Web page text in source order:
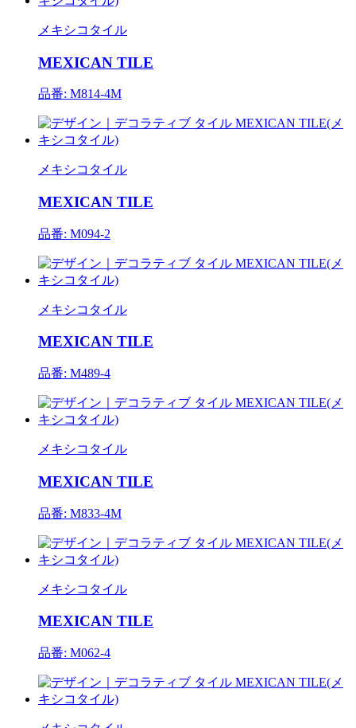
メキシコタイル
MEXICAN TILE
品番: M814-4M
メキシコタイル
MEXICAN TILE
品番: M094-2
メキシコタイル
MEXICAN TILE
品番: M489-4
メキシコタイル
MEXICAN TILE
品番: M833-4M
メキシコタイル
MEXICAN TILE
品番: M062-4